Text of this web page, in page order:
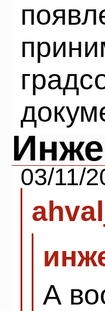
03/11/
А